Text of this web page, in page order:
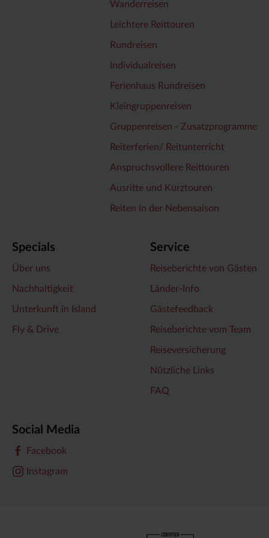
Wanderreisen
Leichtere Reittouren
Rundreisen
Individualreisen
Ferienhaus Rundreisen
Kleingruppenreisen
Gruppenreisen - Zusatzprogramme
Reiterferien/ Reitunterricht
Anspruchsvollere Reittouren
Ausritte und Kurztouren
Reiten in der Nebensaison
Specials
Über uns
Nachhaltigkeit
Unterkunft in Island
Fly & Drive
Service
Reiseberichte von Gästen
Länder-Info
Gästefeedback
Reiseberichte vom Team
Reiseversicherung
Nützliche Links
FAQ
Social Media
Facebook
Instagram